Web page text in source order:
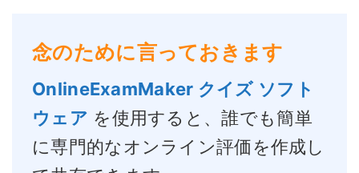
念のために言っておきます
OnlineExamMaker クイズ ソフト
ウェア を使用すると、誰でも簡単
に専門的なオンライン評価を作成し